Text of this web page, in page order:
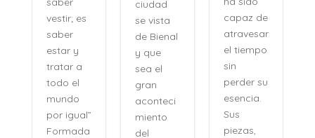
vestir; es
saber
estar y
tratar a
todo el
mundo
por igual”
Formada
ciudad
se vista
de Bienal
y que
sea el
gran
aconteci
miento
del
capaz de
atravesar
el tiempo
sin
perder su
esencia.
Sus
piezas,